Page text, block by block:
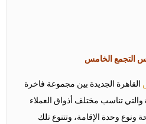
التجمع الخامس
القاهرة الجديدة بين مجموعة فاخرة
تناسب مختلف أذواق العملاء
وحدة الإقامة، وتتنوع تلك